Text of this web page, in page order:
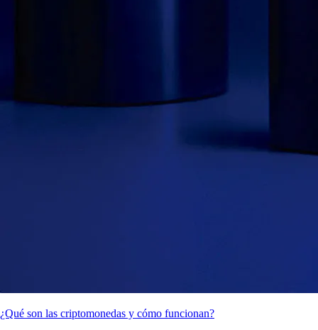
¿Qué son las criptomonedas y cómo funcionan?